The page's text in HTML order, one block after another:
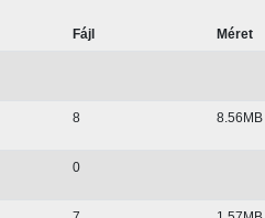
Fájl Méret
8 8.56MB
0